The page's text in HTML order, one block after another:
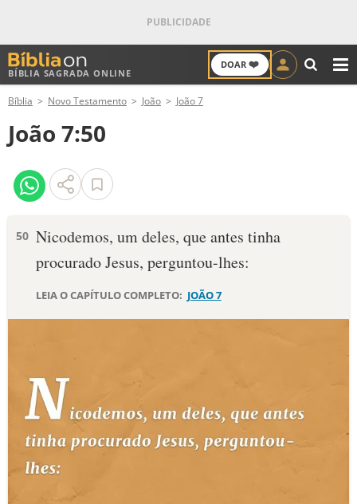
BÍBLIA SAGRADA ONLINE
DOAR ❤️
ANTIGO TESTAMENTO
NOVO TESTAMENTO
VERSÍCULOS
PALAVRA DO DIA
10 MANDAMENTOS
ESTUDOS BÍBLICOS
ESBOÇOS DE PREGAÇÃO
Bíblia Novo Testamento João João 7
João 7:50
50 Nicodemos, um deles, que antes tinha
procurado Jesus, perguntou-lhes:
LEIA O CAPÍTULO COMPLETO: JOÃO 7